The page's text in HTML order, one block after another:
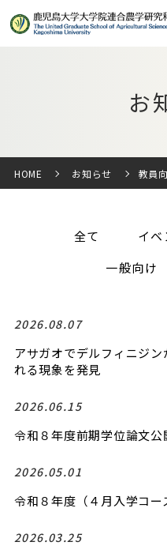
お
HOME お知らせ 教員
全て イベ
一般向け
2026.08.07
アサガオでデルフィニジ
れる現象を発見
2026.06.15
令和８年度前期学位論文
2026.05.01
令和８年度（４月入学コ
2026.03.25